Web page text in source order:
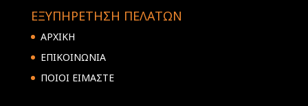
ΕΞΥΠΗΡΕΤΗΣΗ ΠΕΛΑΤΩΝ
ΑΡΧΙΚΗ
ΕΠΙΚΟΙΝΩΝΙΑ
ΠΟΙΟΙ ΕΙΜΑΣΤΕ